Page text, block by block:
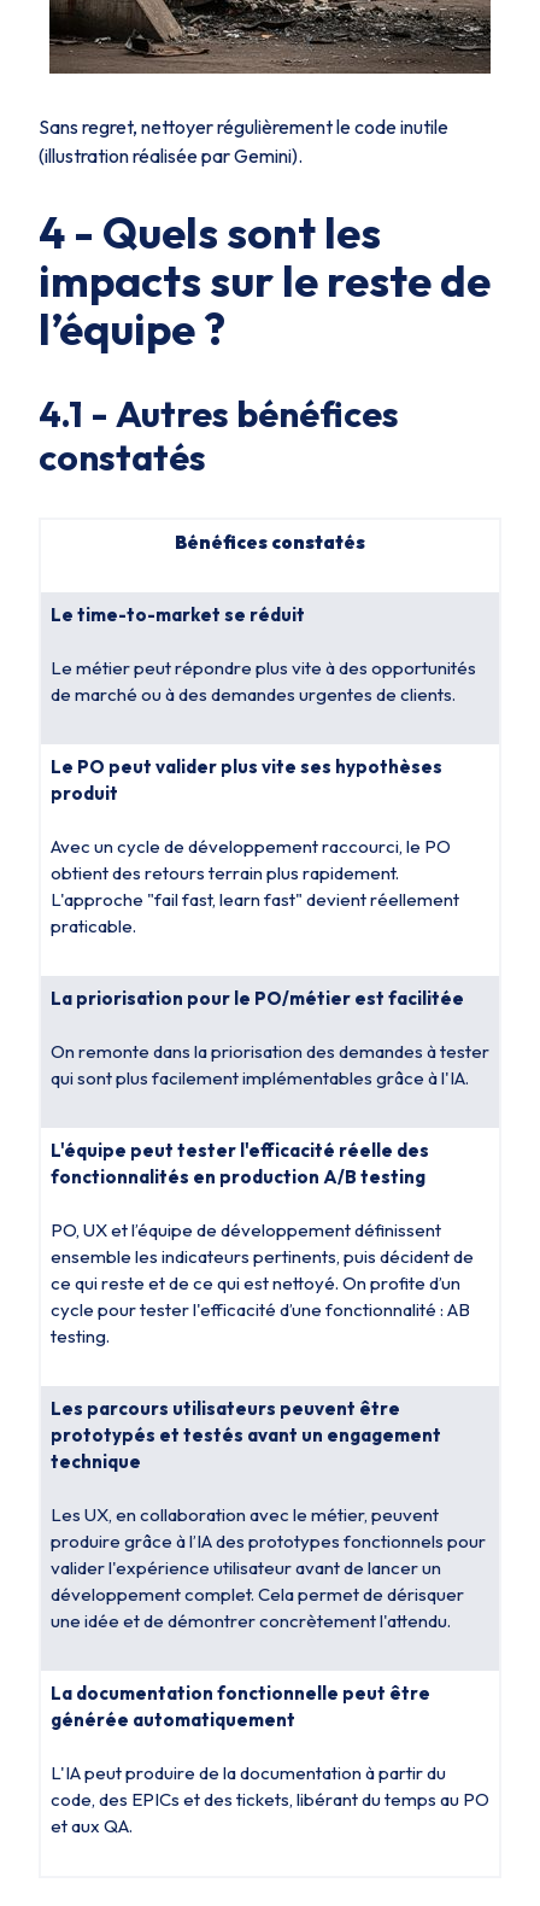
Sans regret, nettoyer régulièrement le code inutile
(illustration réalisée par Gemini).
4 - Quels sont les
impacts sur le reste de
l’équipe ?
4.1 - Autres bénéfices
constatés
Bénéfices constatés
Le time-to-market se réduit
Le métier peut répondre plus vite à des opportunités
de marché ou à des demandes urgentes de clients.
Le PO peut valider plus vite ses hypothèses
produit
Avec un cycle de développement raccourci, le PO
obtient des retours terrain plus rapidement.
L'approche "fail fast, learn fast" devient réellement
praticable.
La priorisation pour le PO/métier est facilitée
On remonte dans la priorisation des demandes à tester
qui sont plus facilement implémentables grâce à l'IA.
L'équipe peut tester l'efficacité réelle des
fonctionnalités en production A/B testing
PO, UX et l’équipe de développement définissent
ensemble les indicateurs pertinents, puis décident de
ce qui reste et de ce qui est nettoyé. On profite d’un
cycle pour tester l'efficacité d’une fonctionnalité : AB
testing.
Les parcours utilisateurs peuvent être
prototypés et testés avant un engagement
technique
Les UX, en collaboration avec le métier, peuvent
produire grâce à l’IA des prototypes fonctionnels pour
valider l'expérience utilisateur avant de lancer un
développement complet. Cela permet de dérisquer
une idée et de démontrer concrètement l'attendu.
La documentation fonctionnelle peut être
générée automatiquement
L'IA peut produire de la documentation à partir du
code, des EPICs et des tickets, libérant du temps au PO
et aux QA.